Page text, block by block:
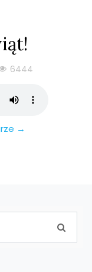
6444
→